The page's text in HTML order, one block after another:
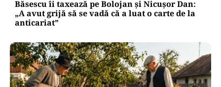
Băsescu îi taxează pe Bolojan și Nicușor Dan:
„A avut grijă să se vadă că a luat o carte de la
anticariat”